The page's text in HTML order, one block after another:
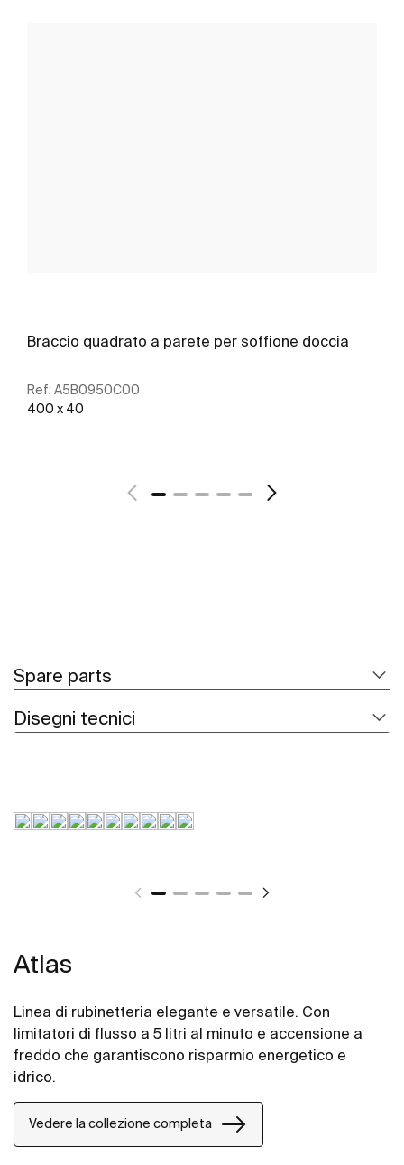
Braccio quadrato a parete per soffione doccia
Ref: A5B0950C00
400 x 40
Spare parts
Disegni tecnici
Atlas
Linea di rubinetteria elegante e versatile. Con
limitatori di flusso a 5 litri al minuto e accensione a
freddo che garantiscono risparmio energetico e
idrico.
Vedere la collezione completa